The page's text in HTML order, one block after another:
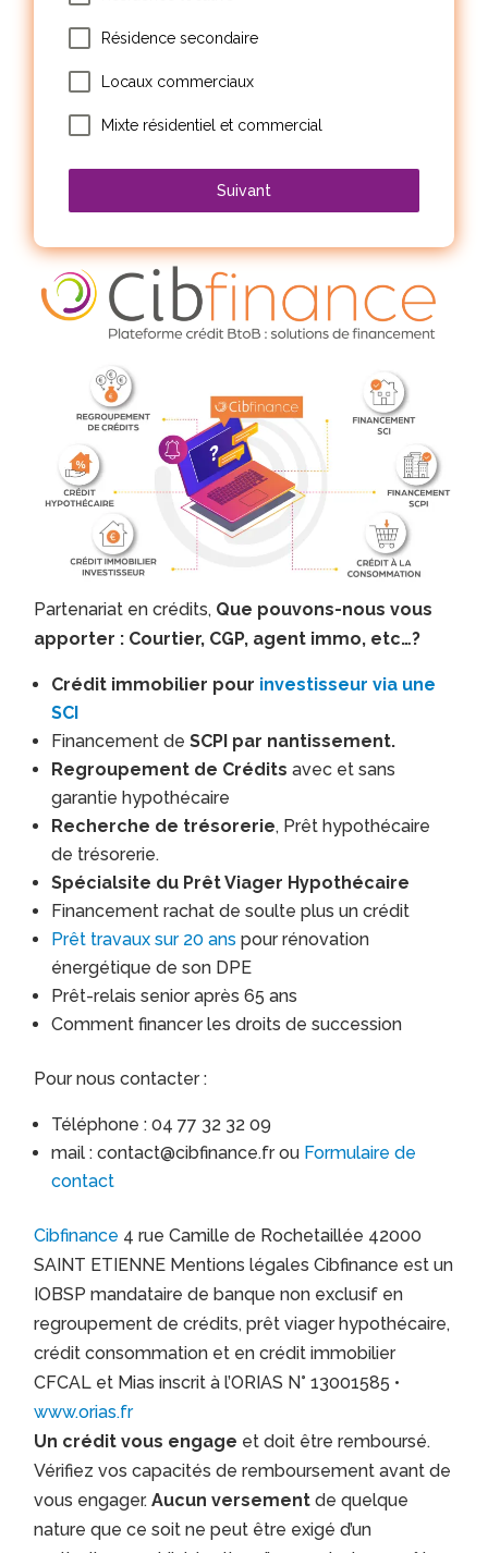
Résidence secondaire
Locaux commerciaux
Mixte résidentiel et commercial
Suivant
Partenariat en crédits, Que pouvons-nous vous
apporter : Courtier, CGP, agent immo, etc…?
Crédit immobilier pour investisseur via une
SCI
Financement deSCPI par nantissement.
Regroupement de Créditsavec et sans
garantie hypothécaire
Recherche de trésorerie, Prêt hypothécaire
de trésorerie.
Spécialsite du Prêt Viager Hypothécaire
Financement rachat de soulte plus un crédit
Prêt travaux sur 20 ans pour rénovation
énergétique de son DPE
Prêt-relais senior après 65 ans
Comment financer les droits de succession
Pour nous contacter :
Téléphone : 04 77 32 32 09
mail : contact@cibfinance.fr ou Formulaire de
contact
Cibfinance 4 rue Camille de Rochetaillée 42000
SAINT ETIENNE Mentions légales Cibfinance est un
IOBSP mandataire de banque non exclusif en
regroupement de crédits, prêt viager hypothécaire,
crédit consommation et en crédit immobilier
CFCAL et Mias inscrit à l’ORIAS N° 13001585 •
www.orias.fr
Un crédit vous engage et doit être remboursé.
Vérifiez vos capacités de remboursement avant de
vous engager.Aucun versement de quelque
nature que ce soit ne peut être exigé d’un